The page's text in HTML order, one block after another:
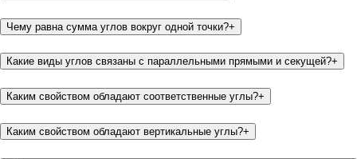
Чему равна сумма углов вокруг одной точки?+
Какие виды углов связаны с параллельными прямыми и секущей?+
Каким свойством обладают соответственные углы?+
Каким свойством обладают вертикальные углы?+